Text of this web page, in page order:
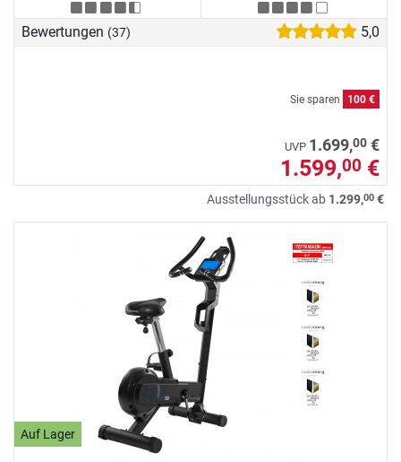
Bewertungen (37) 5,0
Sie sparen 100 €
UVP 1.699,00 €
1.599,00 €
Ausstellungsstück ab 1.299,00 €
Auf Lager